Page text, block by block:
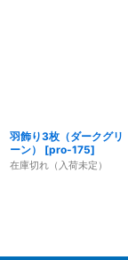
羽飾り3枚（ダークグリ
ーン）
[pro-175]
在庫切れ（入荷未定）